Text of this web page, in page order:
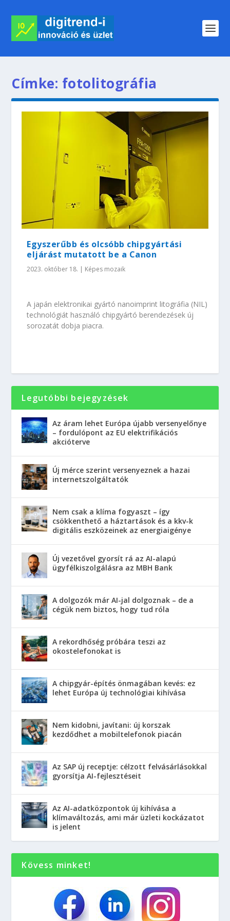
Címke: fotolitográfia
Egyszerűbb és olcsóbb chipgyártási
eljárást mutatott be a Canon
2023. október 18. | Képes mozaik
A japán elektronikai gyártó nanoimprint litográfia (NIL)
technológiát használó chipgyártó berendezések új
sorozatát dobja piacra.
Legutóbbi bejegyzések
Az áram lehet Európa újabb versenyelőnye
– fordulópont az EU elektrifikációs
akcióterve
Új mérce szerint versenyeznek a hazai
internetszolgáltatók
Nem csak a klíma fogyaszt – így
csökkenthető a háztartások és a kkv-k
digitális eszközeinek az energiaigénye
Új vezetővel gyorsít rá az AI-alapú
ügyfélkiszolgálásra az MBH Bank
A dolgozók már AI-jal dolgoznak – de a
cégük nem biztos, hogy tud róla
A rekordhőség próbára teszi az
okostelefonokat is
A chipgyár-építés önmagában kevés: ez
lehet Európa új technológiai kihívása
Nem kidobni, javítani: új korszak
kezdődhet a mobiltelefonok piacán
Az SAP új receptje: célzott felvásárlásokkal
gyorsítja AI-fejlesztéseit
Az AI-adatközpontok új kihívása a
klímaváltozás, ami már üzleti kockázatot
is jelent
Kövess minket!